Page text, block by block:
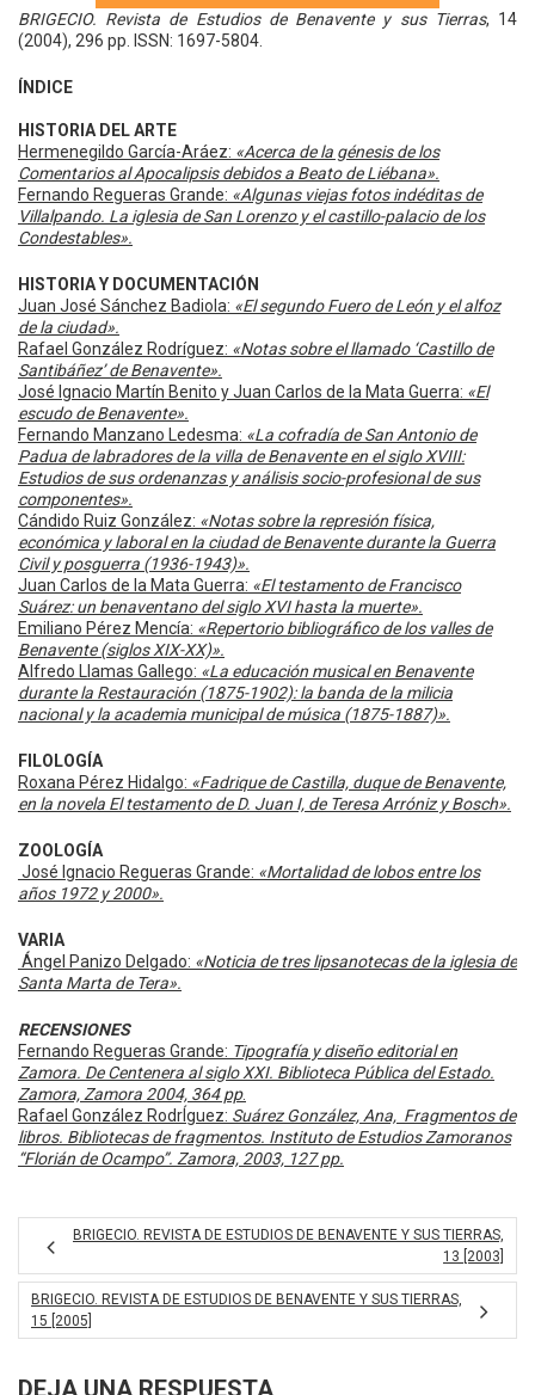
BRIGECIO. Revista de Estudios de Benavente y sus Tierras, 14
(2004), 296 pp. ISSN: 1697-5804.
ÍNDICE
HISTORIA DEL ARTE
Hermenegildo García-Aráez: «Acerca de la génesis de los
Comentarios al Apocalipsis debidos a Beato de Liébana».
Fernando Regueras Grande: «Algunas viejas fotos indéditas de
Villalpando. La iglesia de San Lorenzo y el castillo-palacio de los
Condestables».
HISTORIA Y DOCUMENTACIÓN
Juan José Sánchez Badiola: «El segundo Fuero de León y el alfoz
de la ciudad».
Rafael González Rodríguez: «Notas sobre el llamado ‘Castillo de
Santibáñez’ de Benavente».
José Ignacio Martín Benito y Juan Carlos de la Mata Guerra: «El
escudo de Benavente».
Fernando Manzano Ledesma: «La cofradía de San Antonio de
Padua de labradores de la villa de Benavente en el siglo XVIII:
Estudios de sus ordenanzas y análisis socio-profesional de sus
componentes».
Cándido Ruiz González: «Notas sobre la represión física,
económica y laboral en la ciudad de Benavente durante la Guerra
Civil y posguerra (1936-1943)».
Juan Carlos de la Mata Guerra: «El testamento de Francisco
Suárez: un benaventano del siglo XVI hasta la muerte».
Emiliano Pérez Mencía: «Repertorio bibliográfico de los valles de
Benavente (siglos XIX-XX)».
Alfredo Llamas Gallego: «La educación musical en Benavente
durante la Restauración (1875-1902): la banda de la milicia
nacional y la academia municipal de música (1875-1887)».
FILOLOGÍA
Roxana Pérez Hidalgo: «Fadrique de Castilla, duque de Benavente,
en la novela El testamento de D. Juan I, de Teresa Arróniz y Bosch».
ZOOLOGÍA
José Ignacio Regueras Grande: «Mortalidad de lobos entre los
años 1972 y 2000».
VARIA
Ángel Panizo Delgado: «Noticia de tres lipsanotecas de la iglesia de
Santa Marta de Tera».
RECENSIONES
Fernando Regueras Grande: Tipografía y diseño editorial en
Zamora. De Centenera al siglo XXI. Biblioteca Pública del Estado.
Zamora, Zamora 2004, 364 pp.
Rafael González RodrÍguez: Suárez González, Ana, Fragmentos de
libros. Bibliotecas de fragmentos. Instituto de Estudios Zamoranos
“Florián de Ocampo”. Zamora, 2003, 127 pp.
BRIGECIO. REVISTA DE ESTUDIOS DE BENAVENTE Y SUS TIERRAS,
13 [2003]
BRIGECIO. REVISTA DE ESTUDIOS DE BENAVENTE Y SUS TIERRAS,
15 [2005]
DEJA UNA RESPUESTA